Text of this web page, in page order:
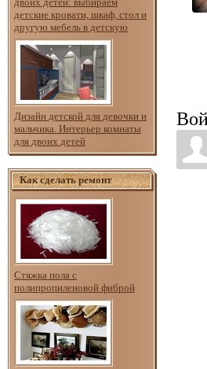
детские кровати, шкаф, стол и
другую мебель в детскую
Дизайн детской для девочки и
мальчика. Интерьер комнаты
для двоих детей
Как сделать ремонт
Стяжка пола с
полипропиленовой фиброй